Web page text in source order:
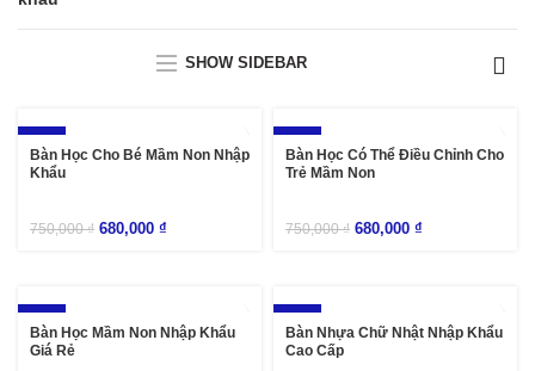
SHOW SIDEBAR
-9%
Bàn Học Cho Bé Mầm Non Nhập
Khẩu
750,000₫ 680,000 ₫
-9%
Bàn Học Có Thể Điều Chỉnh Cho
Trẻ Mầm Non
750,000₫ 680,000 ₫
-9%
Bàn Học Mầm Non Nhập Khẩu
Giá Rẻ
-9%
Bàn Nhựa Chữ Nhật Nhập Khẩu
Cao Cấp